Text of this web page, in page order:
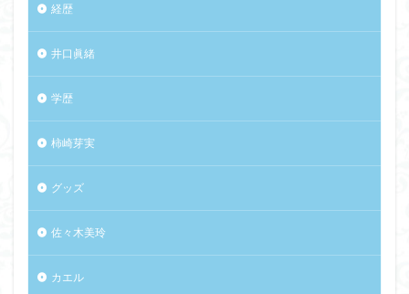
経歴
井口眞緒
学歴
柿崎芽実
グッズ
佐々木美玲
カエル